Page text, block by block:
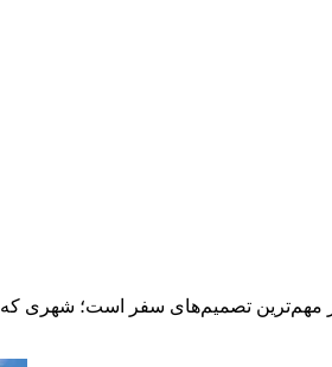
مهم‌ترین تصمیم‌های سفر است؛ شهری